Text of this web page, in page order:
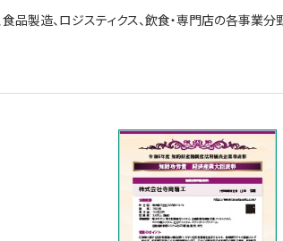
製造、ロジスティクス、飲食・専門店の各事業